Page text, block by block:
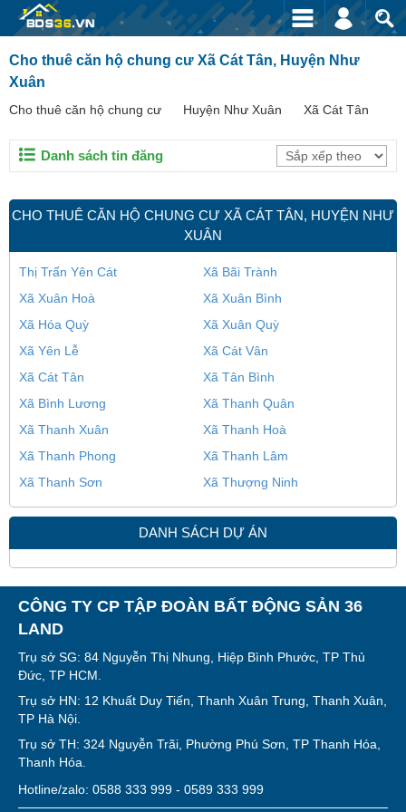
Cho thuê căn hộ chung cư Xã Cát Tân, Huyện Như
Xuân
Cho thuê căn hộ chung cư Huyện Như Xuân Xã Cát Tân
Danh sách tin đăng
CHO THUÊ CĂN HỘ CHUNG CƯ XÃ CÁT TÂN, HUYỆN NHƯ
XUÂN
Thị Trấn Yên Cát
Xã Bãi Trành
Xã Xuân Hoà
Xã Xuân Bình
Xã Hóa Quỳ
Xã Xuân Quỳ
Xã Yên Lễ
Xã Cát Vân
Xã Cát Tân
Xã Tân Bình
Xã Bình Lương
Xã Thanh Quân
Xã Thanh Xuân
Xã Thanh Hoà
Xã Thanh Phong
Xã Thanh Lâm
Xã Thanh Sơn
Xã Thượng Ninh
DANH SÁCH DỰ ÁN
CÔNG TY CP TẬP ĐOÀN BẤT ĐỘNG SẢN 36
LAND
Trụ sở SG: 84 Nguyễn Thị Nhung, Hiệp Bình Phước, TP Thủ
Đức, TP HCM.
Trụ sở HN: 12 Khuất Duy Tiến, Thanh Xuân Trung, Thanh Xuân,
TP Hà Nội.
Trụ sở TH: 324 Nguyễn Trãi, Phường Phú Sơn, TP Thanh Hóa,
Thanh Hóa.
Hotline/zalo: 0588 333 999 - 0589 333 999